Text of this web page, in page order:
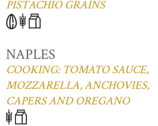
PISTACHIO GRAINS
NAPLES
COOKING: TOMATO SAUCE,
MOZZARELLA, ANCHOVIES,
CAPERS AND OREGANO